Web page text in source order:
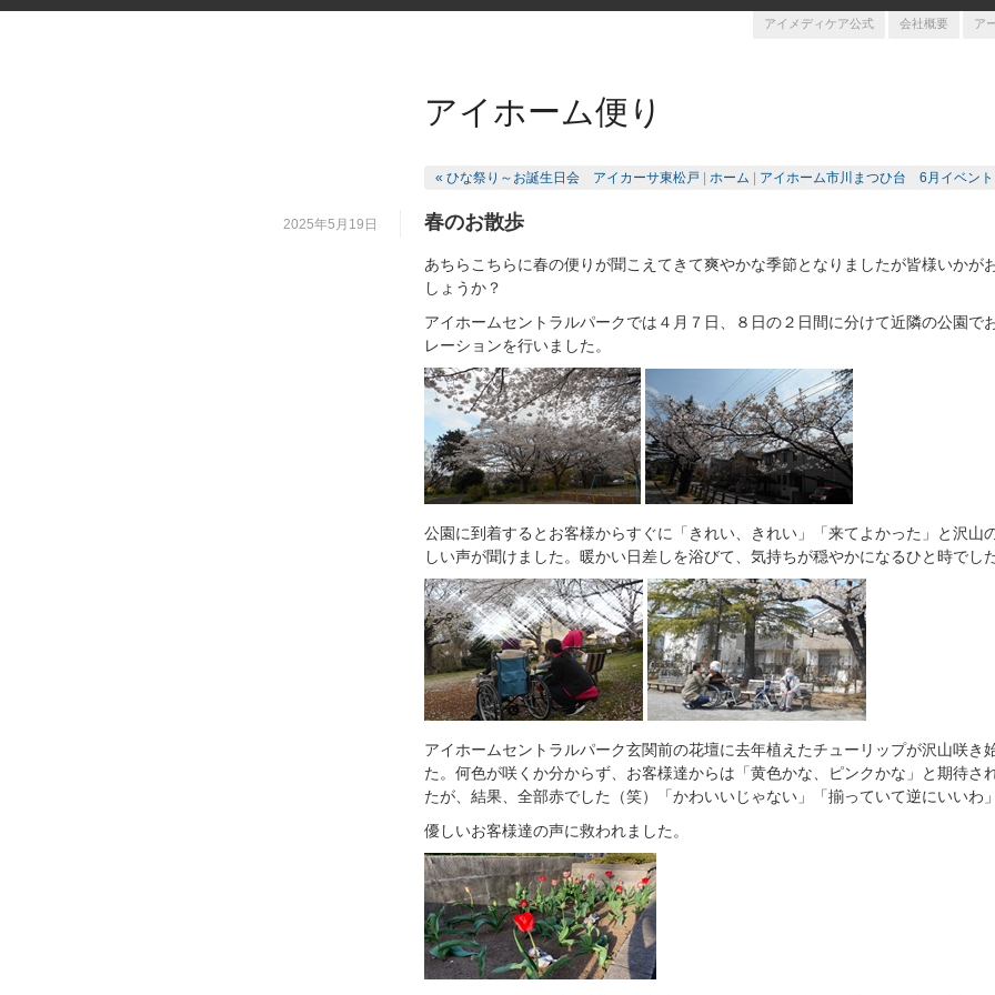
アイホーム便り
アイメディケア公式 会社概要 ア
« ひな祭り～お誕生日会 アイカーサ東松戸 ホーム アイホーム市川まつひ台 6月イベン
2025年5月19日 春のお散歩
あちらこちらに春の便りが聞こえてきて爽やかな季節となりましたが皆様いかが
しょうか？
アイホームセントラルパークでは４月７日、８日の２日間に分けて近隣の公園で
レーションを行いました。
公園に到着するとお客様からすぐに「きれい、きれい」「来てよかった」と沢山
しい声が聞けました。暖かい日差しを浴びて、気持ちが穏やかになるひと時でした
アイホームセントラルパーク玄関前の花壇に去年植えたチューリップが沢山咲き
た。何色が咲くか分からず、お客様達からは「黄色かな、ピンクかな」と期待さ
たが、結果、全部赤でした（笑）「かわいいじゃない」「揃っていて逆にいいわ
優しいお客様達の声に救われました。